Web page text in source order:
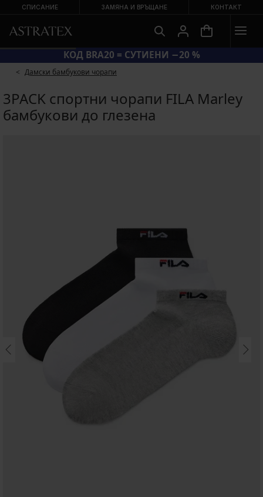
СПИСАНИЕ ЗАМЯНА И ВРЪЩАНЕ КОНТАКТ
КОД BRA20 = СУТИЕНИ −20 %
Дамски бамбукови чорапи
3PACK спортни чорапи FILA Marley
бамбукови до глезена